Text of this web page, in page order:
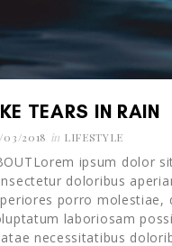
TEARS IN RAIN
03/2018 in LIFESTYLE
ipsum dolor
doloribus
porro molestiae,
laboriosam
necessitatibus